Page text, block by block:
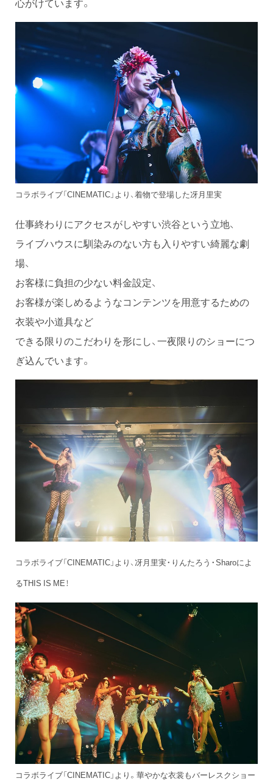
コラボライブ「CINEMATIC」より、着物で登場した冴月里実
仕事終わりにアクセスがしやすい渋谷という立地、
ライブハウスに馴染みのない方も入りやすい綺麗な劇
場、
お客様に負担の少ない料金設定、
お客様が楽しめるようなコンテンツを用意するための
衣装や小道具など
できる限りのこだわりを形にし、一夜限りのショーにつ
ぎ込んでいます。
コラボライブ「CINEMATIC」より、冴月里実・りんたろう・Sharoによ
るTHIS IS ME！
コラボライブ「CINEMATIC」より。華やかな衣裳もバーレスクショー